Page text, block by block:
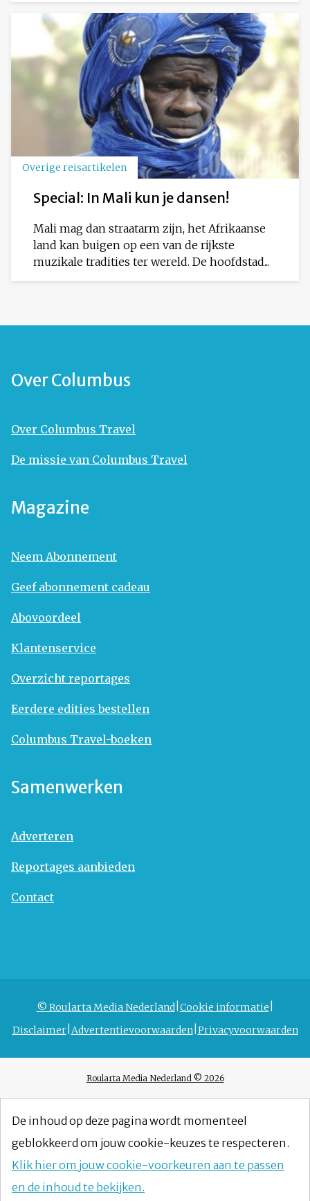
Overige reisartikelen
Special: In Mali kun je dansen!
Mali mag dan straatarm zijn, het Afrikaanse
land kan buigen op een van de rijkste
muzikale tradities ter wereld. De hoofdstad...
Over Columbus
Over Columbus Travel
De missie van Columbus Travel
Magazine
Neem Abonnement
Geef abonnement cadeau
Abovoordeel
Klantenservice
Overzicht reportages
Eerdere edities bestellen
Columbus Travel-boeken
Samenwerken
Adverteren
Reportages aanbieden
Contact
© Roularta Media Nederland Cookie informatie
Disclaimer Advertentievoorwaarden Privacyvoorwaarden
Roularta Media Nederland © 2026
De inhoud op deze pagina wordt momenteel
geblokkeerd om jouw cookie-keuzes te respecteren.
Klik hier om jouw cookie-voorkeuren aan te passen
en de inhoud te bekijken.